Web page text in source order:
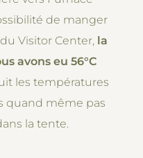
de manger
Visitor Center, la
avons eu 56°C
les températures
quand même pas
la tente.